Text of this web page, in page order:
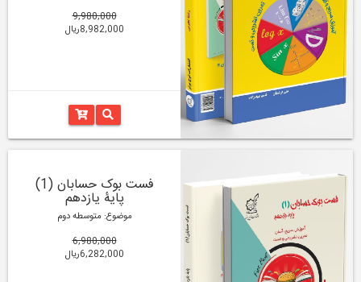
9,980,000
8,982,000ریال
فست بوک حسابان (1)
پایۀ یازدهم
موضوع: متوسطه دوم
6,980,000
6,282,000ریال